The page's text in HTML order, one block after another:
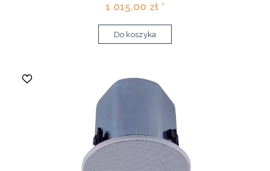
1 015,00 zł *
Do koszyka